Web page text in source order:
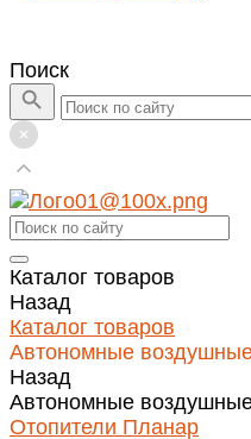
Поиск
Каталог товаров
Назад
Каталог товаров
Автономные
Назад
Автономные
Отопители Планар